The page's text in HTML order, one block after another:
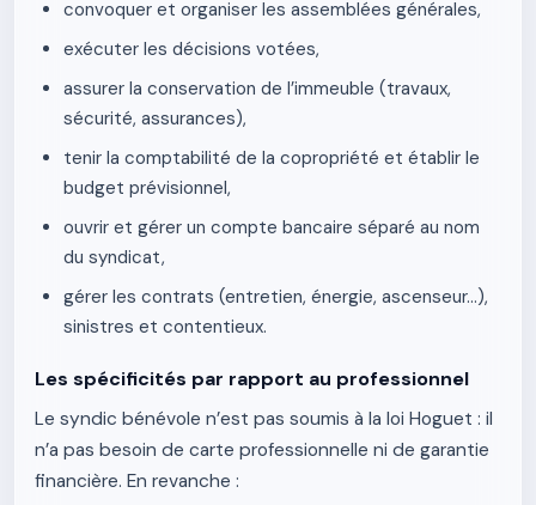
convoquer et organiser les assemblées générales,
exécuter les décisions votées,
assurer la conservation de l’immeuble (travaux,
sécurité, assurances),
tenir la comptabilité de la copropriété et établir le
budget prévisionnel,
ouvrir et gérer un compte bancaire séparé au nom
du syndicat,
gérer les contrats (entretien, énergie, ascenseur…),
sinistres et contentieux.
Les spécificités par rapport au professionnel
Le syndic bénévole n’est pas soumis à la loi Hoguet : il
n’a pas besoin de carte professionnelle ni de garantie
financière. En revanche :